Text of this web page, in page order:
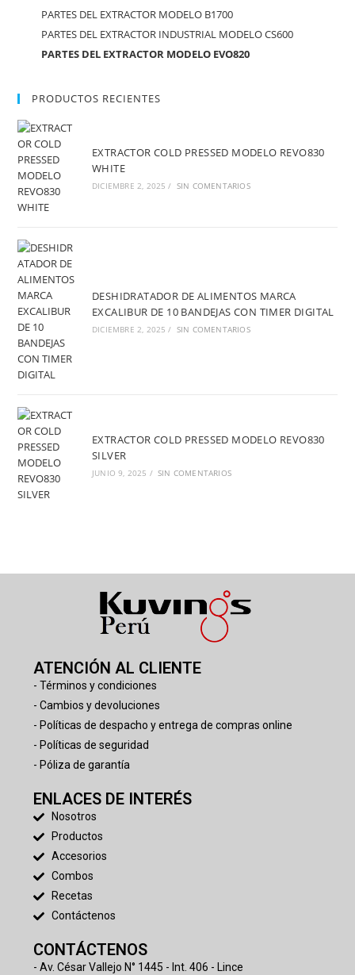
PARTES DEL EXTRACTOR MODELO B1700
PARTES DEL EXTRACTOR INDUSTRIAL MODELO CS600
PARTES DEL EXTRACTOR MODELO EVO820
PRODUCTOS RECIENTES
EXTRACTOR COLD PRESSED MODELO REVO830
WHITE
DICIEMBRE 2, 2025 / SIN COMENTARIOS
DESHIDRATADOR DE ALIMENTOS MARCA
EXCALIBUR DE 10 BANDEJAS CON TIMER DIGITAL
DICIEMBRE 2, 2025 / SIN COMENTARIOS
EXTRACTOR COLD PRESSED MODELO REVO830
SILVER
JUNIO 9, 2025 / SIN COMENTARIOS
ATENCIÓN AL CLIENTE
- Términos y condiciones
- Cambios y devoluciones
- Políticas de despacho y entrega de compras online
- Políticas de seguridad
- Póliza de garantía
ENLACES DE INTERÉS
Nosotros
Productos
Accesorios
Combos
Recetas
Contáctenos
CONTÁCTENOS
- Av. César Vallejo N° 1445 - Int. 406 - Lince